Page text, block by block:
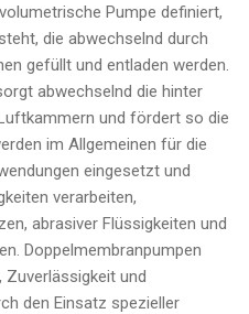
Pumpe definiert,
die abwechselnd durch
gefüllt und entladen werden.
abwechselnd die hinter
und fördert so die
im Allgemeinen für die
eingesetzt und
verarbeiten,
abrasiver Flüssigkeiten und
Doppelmembranpumpen
Zuverlässigkeit und
den Einsatz spezieller